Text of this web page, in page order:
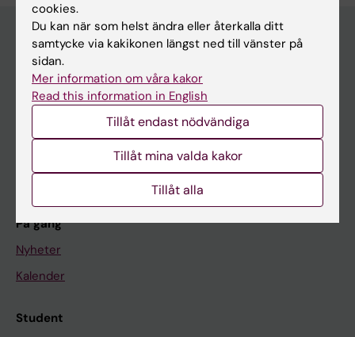
Huvudmeny
Utbildning
Forskarutbildning
Forskning
Om KI
På gång
Nyheter
Kalender
Student
cookies.
Du kan när som helst ändra eller återkalla ditt
samtycke via kakikonen längst ned till vänster på
sidan.
Mer information om våra kakor
Read this information in English
Tillåt endast nödvändiga
Tillåt mina valda kakor
Tillåt alla